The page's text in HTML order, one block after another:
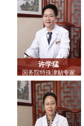
许学猛
国务院特殊津贴专家
广东省名中医
副院长 主任中医师
博士研究生导师
教授